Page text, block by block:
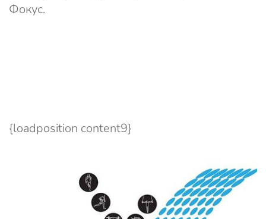
Фокус.
{loadposition content9}